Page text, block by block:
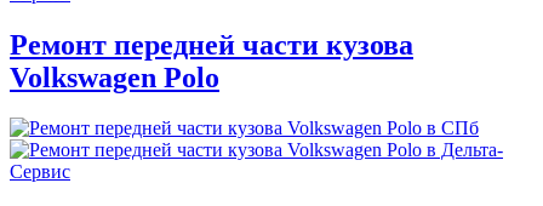
Ремонт передней части кузова
Volkswagen Polo